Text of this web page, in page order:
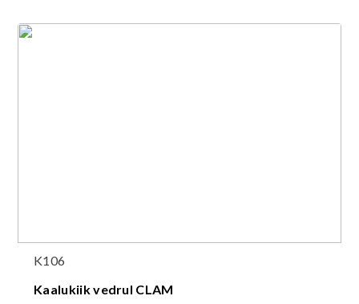
K106
Kaalukiik vedrul CLAM